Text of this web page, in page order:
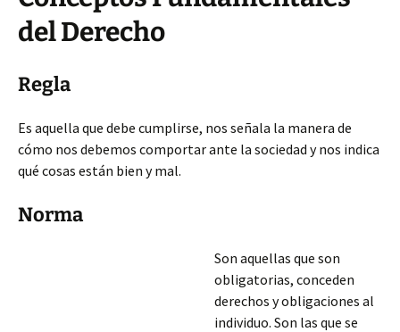
del Derecho
Regla
Es aquella que debe cumplirse, nos señala la manera de
cómo nos debemos comportar ante la sociedad y nos indica
qué cosas están bien y mal.
Norma
Son aquellas que son
obligatorias, conceden
derechos y obligaciones al
individuo. Son las que se